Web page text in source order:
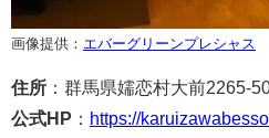
画像提供： エバーグリーンプレシャス
住所 ：群馬県嬬恋村大前2265-
公式HP ： https://